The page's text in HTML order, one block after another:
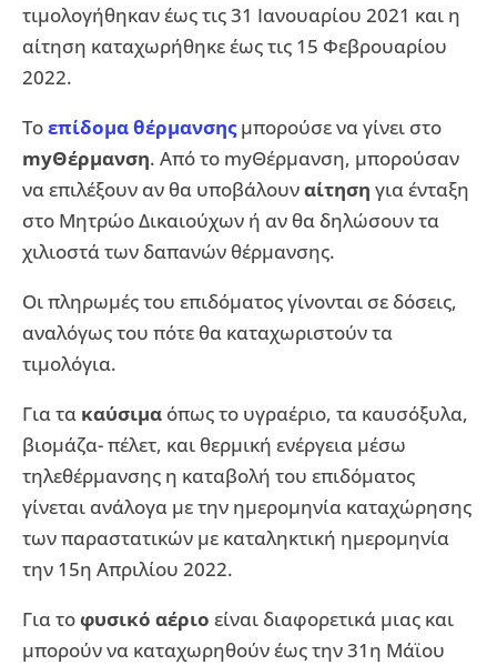
τιμολογήθηκαν έως τις 31 Ιανουαρίου 2021 και η
αίτηση καταχωρήθηκε έως τις 15 Φεβρουαρίου
2022.
Τοεπίδομα θέρμανσηςμπορoύσε να γίνει στο
myΘέρμανση. Από το myΘέρμανση, μπορούσαν
να επιλέξουν αν θα υποβάλουναίτηση για ένταξη
στο Μητρώο Δικαιούχων ή αν θα δηλώσουν τα
χιλιοστά των δαπανών θέρμανσης.
Οι πληρωμές του επιδόματος γίνονται σε δόσεις,
αναλόγως του πότε θα καταχωριστούν τα
τιμολόγια.
Για τα καύσιμα όπως το υγραέριο, τα καυσόξυλα,
βιομάζα- πέλετ, και θερμική ενέργεια μέσω
τηλεθέρμανσης η καταβολή του επιδόματος
γίνεται ανάλογα με την ημερομηνία καταχώρησης
των παραστατικών με καταληκτική ημερομηνία
την 15η Απριλίου 2022.
Για τοφυσικό αέριο είναι διαφορετικά μιας και
μπορούν να καταχωρηθούν έως την 31η Μάϊου